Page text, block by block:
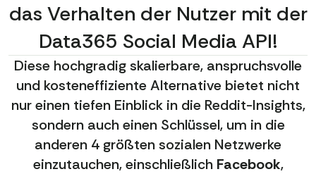
das Verhalten der Nutzer mit der
Data365 Social Media API!
Diese hochgradig skalierbare, anspruchsvolle
und kosteneffiziente Alternative bietet nicht
nur einen tiefen Einblick in die Reddit-Insights,
sondern auch einen Schlüssel, um in die
anderen 4 größten sozialen Netzwerke
einzutauchen, einschließlich Facebook,